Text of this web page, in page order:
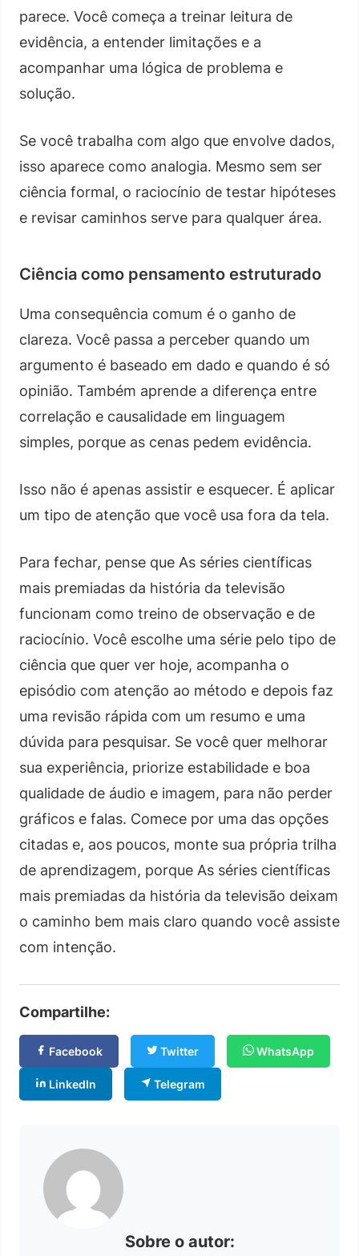
parece. Você começa a treinar leitura de
evidência, a entender limitações e a
acompanhar uma lógica de problema e
solução.
Se você trabalha com algo que envolve dados,
isso aparece como analogia. Mesmo sem ser
ciência formal, o raciocínio de testar hipóteses
e revisar caminhos serve para qualquer área.
Ciência como pensamento estruturado
Uma consequência comum é o ganho de
clareza. Você passa a perceber quando um
argumento é baseado em dado e quando é só
opinião. Também aprende a diferença entre
correlação e causalidade em linguagem
simples, porque as cenas pedem evidência.
Isso não é apenas assistir e esquecer. É aplicar
um tipo de atenção que você usa fora da tela.
Para fechar, pense que As séries científicas
mais premiadas da história da televisão
funcionam como treino de observação e de
raciocínio. Você escolhe uma série pelo tipo de
ciência que quer ver hoje, acompanha o
episódio com atenção ao método e depois faz
uma revisão rápida com um resumo e uma
dúvida para pesquisar. Se você quer melhorar
sua experiência, priorize estabilidade e boa
qualidade de áudio e imagem, para não perder
gráficos e falas. Comece por uma das opções
citadas e, aos poucos, monte sua própria trilha
de aprendizagem, porque As séries científicas
mais premiadas da história da televisão deixam
o caminho bem mais claro quando você assiste
com intenção.
Compartilhe:
Facebook Twitter WhatsApp
LinkedIn Telegram
Sobre o autor: